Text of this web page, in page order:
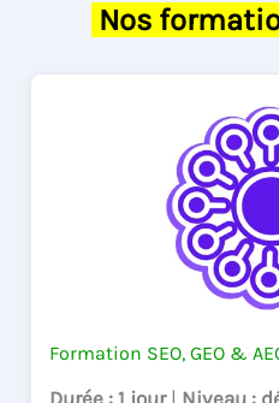
Nos
Formation SEO, GEO &
Durée : 1 jour | Niveau :